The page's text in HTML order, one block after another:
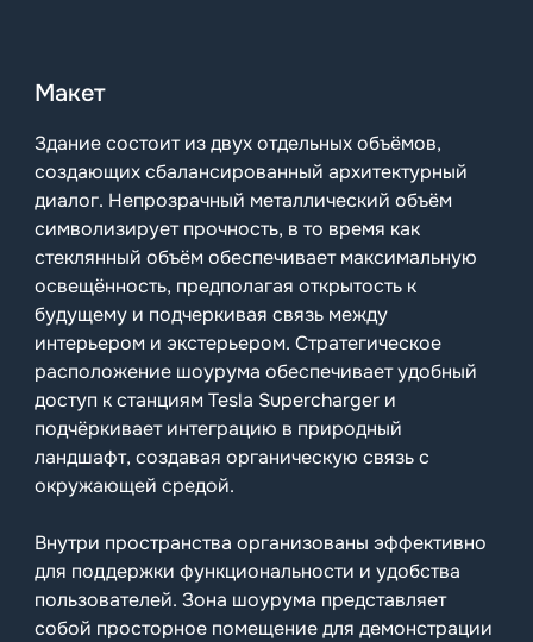
Макет
Здание состоит из двух отдельных объёмов,
создающих сбалансированный архитектурный
диалог. Непрозрачный металлический объём
символизирует прочность, в то время как
стеклянный объём обеспечивает максимальную
освещённость, предполагая открытость к
будущему и подчеркивая связь между
интерьером и экстерьером. Стратегическое
расположение шоурума обеспечивает удобный
доступ к станциям Tesla Supercharger и
подчёркивает интеграцию в природный
ландшафт, создавая органическую связь с
окружающей средой.
Внутри пространства организованы эффективно
для поддержки функциональности и удобства
пользователей. Зона шоурума представляет
собой просторное помещение для демонстрации